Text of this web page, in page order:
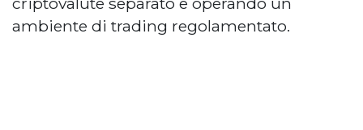
ambiente di trading regolamentato.